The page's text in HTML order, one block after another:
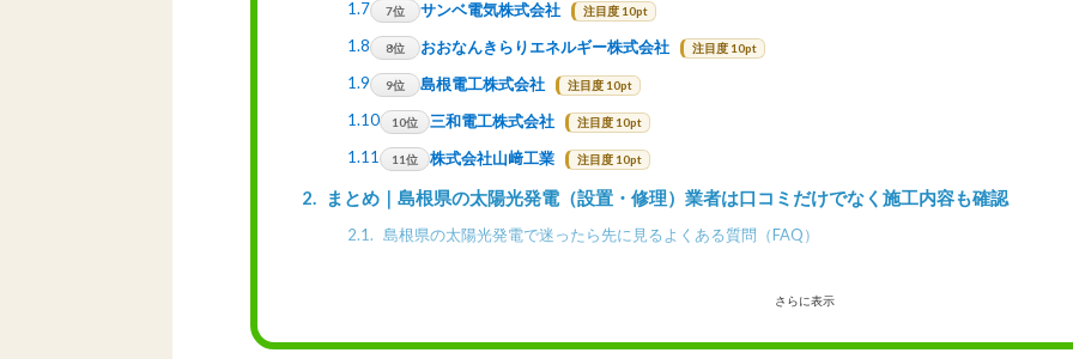
1.7 7位 サンベ電気株式会社 注目度 10pt
1.8 8位 おおなんきらりエネルギー株式会社 注目度 10pt
1.9 9位 島根電工株式会社 注目度 10pt
1.10 10位 三和電工株式会社 注目度 10pt
1.11 11位 株式会社山﨑工業 注目度 10pt
2 まとめ｜島根県の太陽光発電（設置・修理）業者は口コミだけでなく施工内容も確認
2.1 島根県の太陽光発電で迷ったら先に見るよくある質問（FAQ）
さらに表示